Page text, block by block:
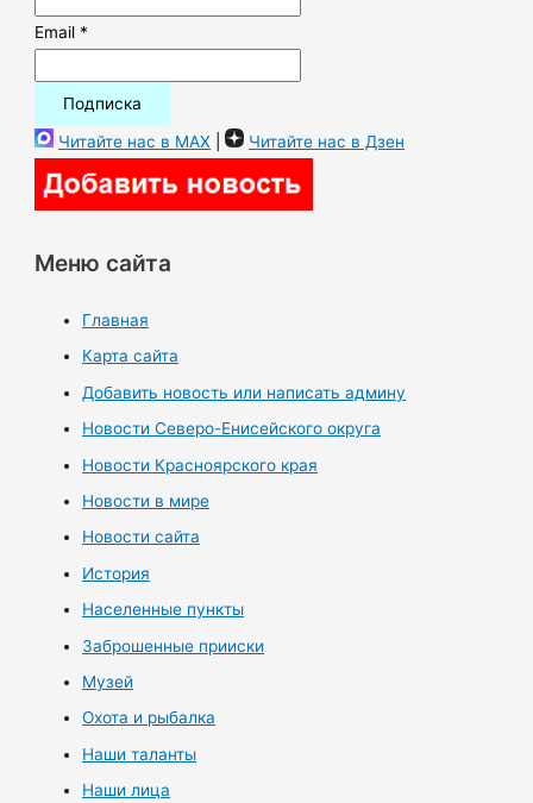
Email *
Читайте нас в MAX | Читайте нас в Дзен
Меню сайта
Главная
Карта сайта
Добавить новость или написать админу
Новости Северо-Енисейского округа
Новости Красноярского края
Новости в мире
Новости сайта
История
Населенные пункты
Заброшенные прииски
Музей
Охота и рыбалка
Наши таланты
Наши лица